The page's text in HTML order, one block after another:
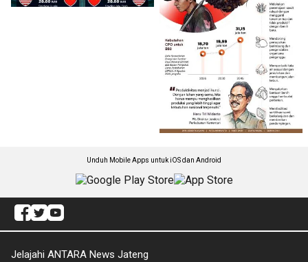
Unduh Mobile Apps untuk iOS dan Android
Jelajahi ANTARA News Jateng